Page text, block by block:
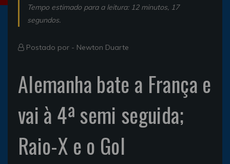
Tempo estimado para a leitura: 12 minutos, 17
segundos.
Postado por - Newton Duarte
Alemanha bate a França e
vai à 4ª semi seguida;
Raio-X e o Gol